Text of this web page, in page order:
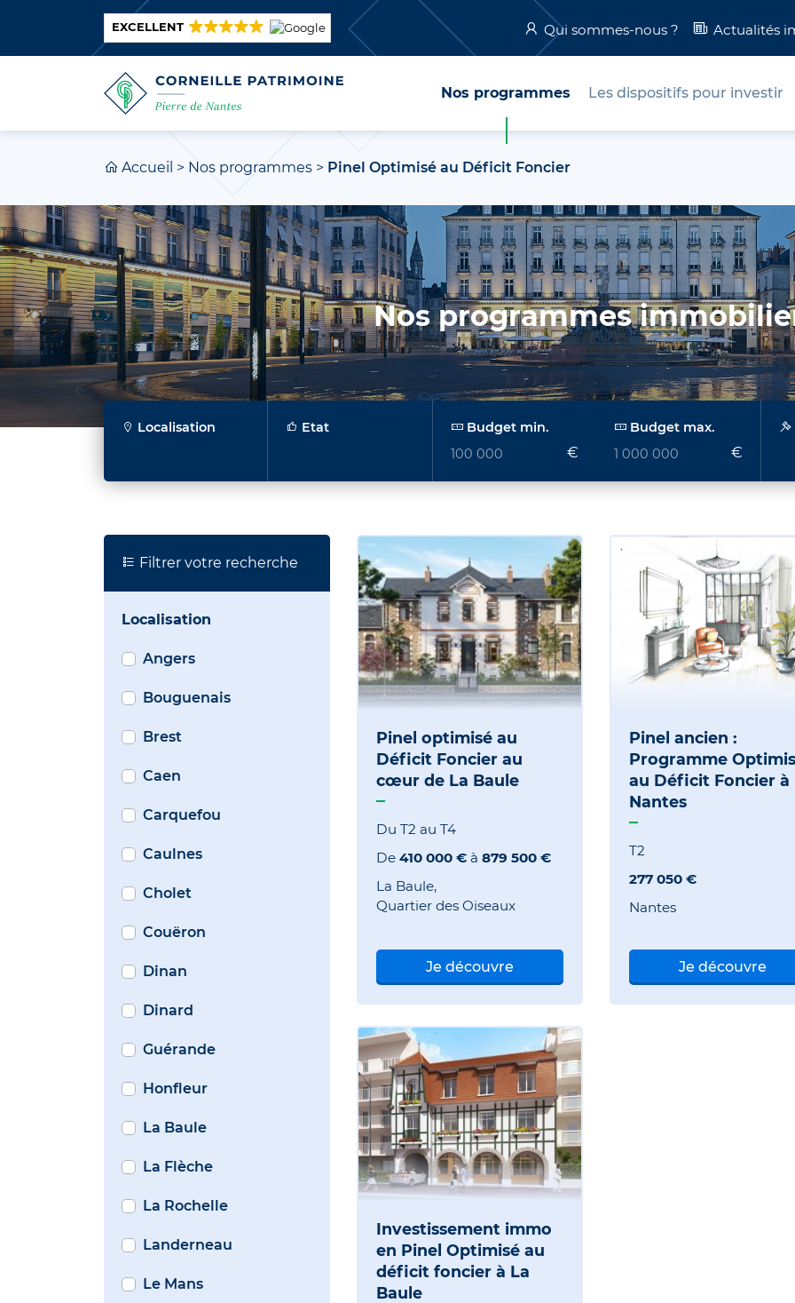
EXCELLENT Qui sommes-nous ? Actualités
Nos programmes Les dispositifs pour investir
Accueil > Nos programmes > Pinel Optimisé au Déficit Foncier
Nos programmes
Localisation Etat Budget min.
€
Budget max.
€
Filtrer votre recherche
Localisation
Angers
Bouguenais
Brest
Caen
Carquefou
Caulnes
Cholet
Couëron
Dinan
Dinard
Guérande
Honfleur
La Baule
La Flèche
La Rochelle
Landerneau
Le Mans
Pinel optimisé au
Déficit Foncier au
cœur de La Baule
Du T2 au T4
De 410 000 € à 879 500 €
La Baule
Quartier des Oiseaux
Je découvre
Pinel ancien :
Programme
au Déficit Foncier à
Nantes
T2
277 050 €
Nantes
Je découvre
Investissement immo
en Pinel Optimisé au
déficit foncier à La
Baule